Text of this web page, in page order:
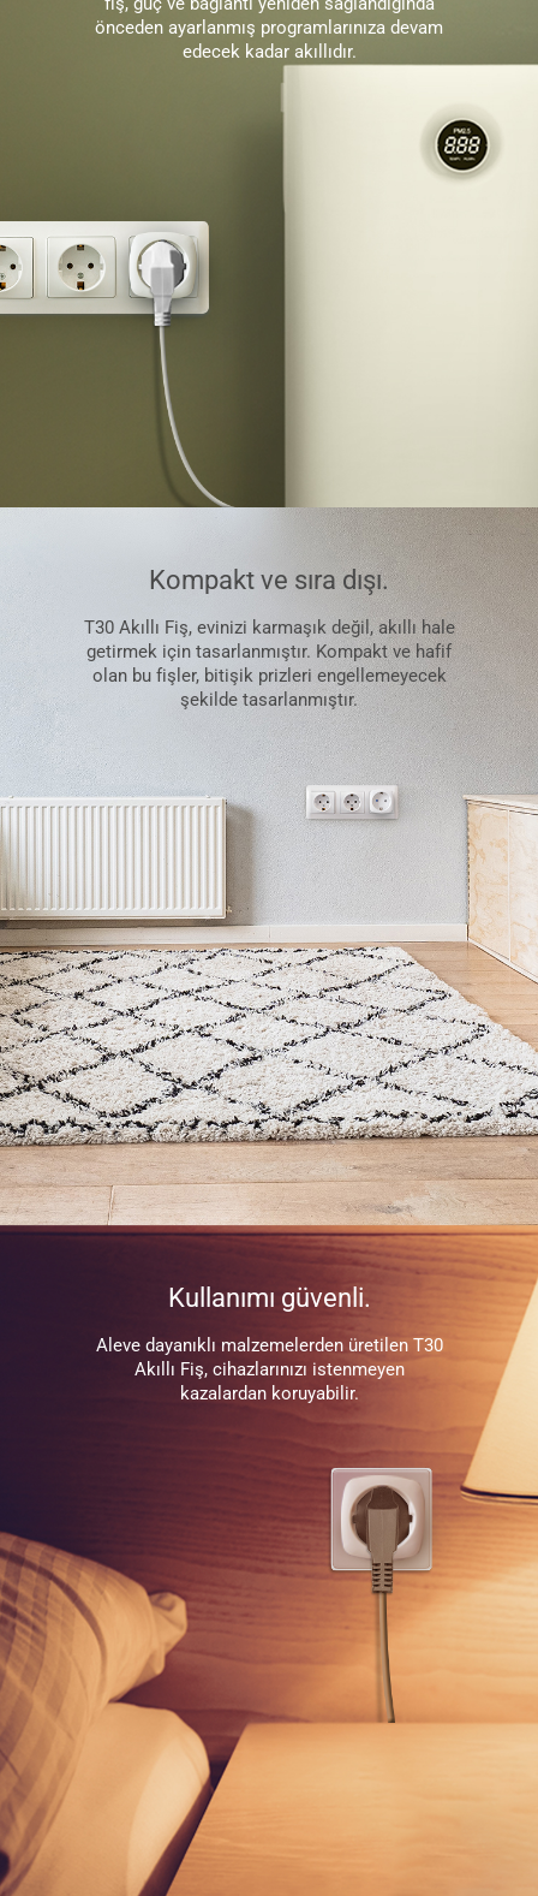
önceden ayarlanmış programlarınıza devam
edecek kadar akıllıdır.
Kompakt ve sıra dışı.
T30 Akıllı Fiş, evinizi karmaşık değil, akıllı hale
getirmek için tasarlanmıştır. Kompakt ve hafif
olan bu fişler, bitişik prizleri engellemeyecek
şekilde tasarlanmıştır.
Kullanımı güvenli.
Aleve dayanıklı malzemelerden üretilen T30
Akıllı Fiş, cihazlarınızı istenmeyen
kazalardan koruyabilir.